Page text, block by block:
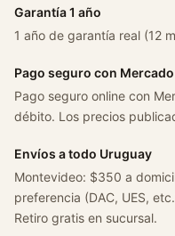
a
n
i
d
a
Garantía 1 año
1 año de garantía real (12
Pago seguro con
Pago seguro online con
débito. Los precios
Envíos a todo Uruguay
Montevideo: $350 a
preferencia (DAC, UES,
Retiro gratis en sucursal.